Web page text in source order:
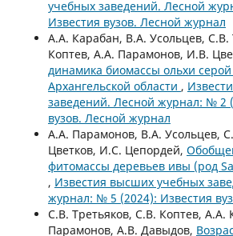
учебных заведений. Лесной
Известия вузов. Лесной журнал
А.А. Карабан, В.А. Усольцев, С.В.
Коптев, А.А. Парамонов, И.В.
динамика биомассы ольхи серой
Архангельской области ,
заведений. Лесной журнал: № 2
вузов. Лесной журнал
А.А. Парамонов, В.А. Усольцев,
Цветков, И.С. Цепордей,
фитомассы деревьев ивы (род
, Известия высших учебных
журнал: № 5 (2024): Известия
С.В. Третьяков, С.В. Коптев, А.А.
Парамонов, А.В. Давыдов,